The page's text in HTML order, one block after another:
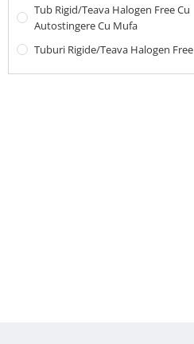
Tub Rigid/Teava Halogen Free Cu
Autostingere Cu Mufa
Tuburi Rigide/teava Halogen Free